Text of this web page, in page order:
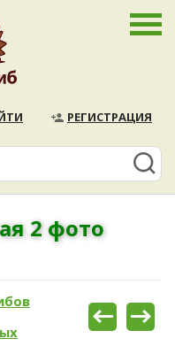
РЕГИСТРАЦИЯ
2 фото